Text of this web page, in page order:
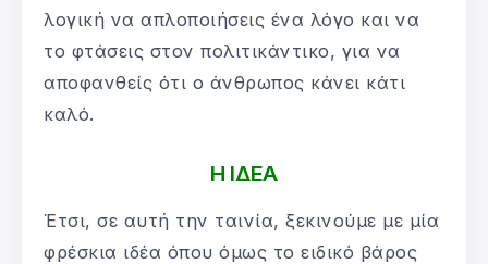
λογική να απλοποιήσεις ένα λόγο και να
το φτάσεις στον πολιτικάντικο, για να
αποφανθείς ότι ο άνθρωπος κάνει κάτι
καλό.
Η ΙΔΕΑ
Έτσι, σε αυτή την ταινία, ξεκινούμε με μία
φρέσκια ιδέα όπου όμως το ειδικό βάρος